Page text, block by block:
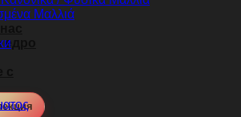
Μαλλιά